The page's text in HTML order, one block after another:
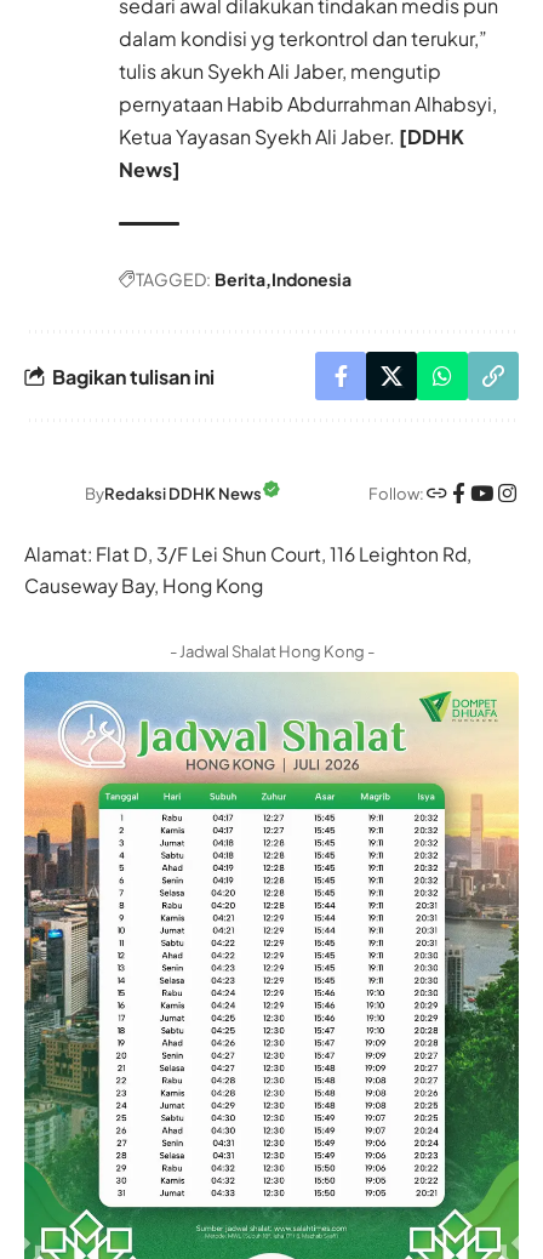
sedari awal dilakukan tindakan medis pun
dalam kondisi yg terkontrol dan terukur,”
tulis akun Syekh Ali Jaber, mengutip
pernyataan Habib Abdurrahman Alhabsyi,
Ketua Yayasan Syekh Ali Jaber. [DDHK
News]
TAGGED: Berita Indonesia
Bagikan tulisan ini
ByRedaksi DDHK News Follow:
Alamat: Flat D, 3/F Lei Shun Court, 116 Leighton Rd,
Causeway Bay, Hong Kong
- Jadwal Shalat Hong Kong -